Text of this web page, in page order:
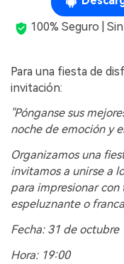
100% Seguro |
Para una fiesta de
invitación:
"Pónganse sus
noche de emoción y
Organizamos una
invitamos a unirse a
para impresionar
espeluznante o
Fecha: 31 de octubre
Hora: 19:00